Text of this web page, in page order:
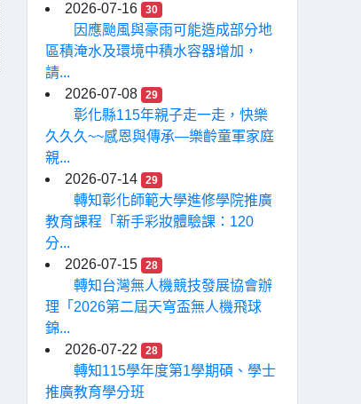
2026-07-16
30
因應颱風與豪雨可能造成部分地
區積淹水及環境中積水容器增加，
請...
2026-07-08
29
彰化縣115年親子走一走，快樂
久久久~~感恩與傳承—樂齡童軍家庭
親...
2026-07-14
29
轉知彰化師範大學進修學院推廣
教育課程「新手彩妝體驗課：120
分...
2026-07-15
28
轉知台灣無人機競技發展協會辦
理「2026第二屆天穹盃無人機飛球
錦...
2026-07-22
28
轉知115學年度第1學期碩、學士
推廣教育學分班